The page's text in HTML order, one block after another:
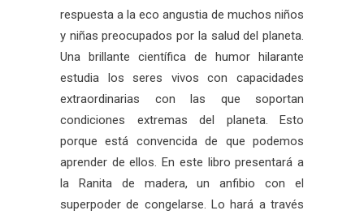
S/105.00.
S/89.00.
respuesta a la eco angustia de muchos niños
y niñas preocupados por la salud del planeta.
Una brillante científica de humor hilarante
estudia los seres vivos con capacidades
extraordinarias con las que soportan
condiciones extremas del planeta. Esto
porque está convencida de que podemos
aprender de ellos. En este libro presentará a
la Ranita de madera, un anfibio con el
superpoder de congelarse. Lo hará a través